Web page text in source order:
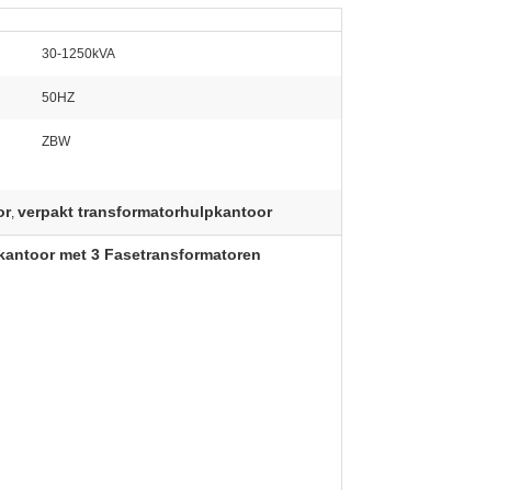
30-1250kVA
50HZ
ZBW
, verpakt transformatorhulpkantoor
met 3 Fasetransformatoren